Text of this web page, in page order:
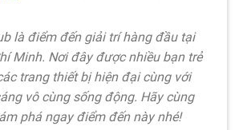
là điểm đến giải trí hàng đầu tại
Minh. Nơi đây được nhiều bạn trẻ
trang thiết bị hiện đại cùng với
vô cùng sống động. Hãy cùng
phá ngay điểm đến này nhé!